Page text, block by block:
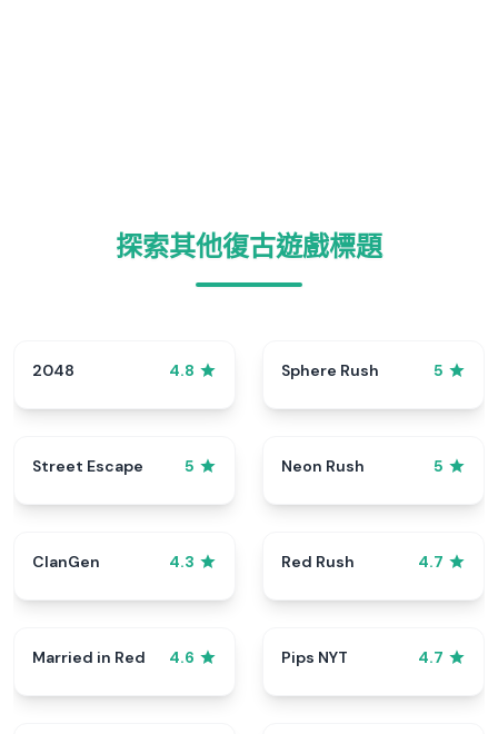
探索其他復古遊戲標題
2048 4.8 Sphere Rush 5
Street Escape 5 Neon Rush 5
ClanGen 4.3 Red Rush 4.7
Married in Red 4.6 Pips NYT 4.7